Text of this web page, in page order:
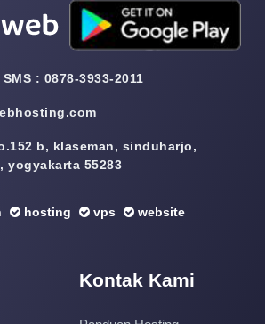
: 0878-3933-2011
b, klaseman, sinduharjo,
yogyakarta 55283
hosting vps website
Kontak Kami